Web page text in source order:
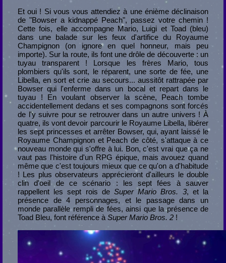
Et oui ! Si vous vous attendiez à une énième déclinaison
de "Bowser a kidnappé Peach", passez votre chemin !
Cette fois, elle accompagne Mario, Luigi et Toad (bleu)
dans une balade sur les feux d'artifice du Royaume
Champignon (on ignore en quel honneur, mais peu
importe). Sur la route, ils font une drôle de découverte : un
tuyau transparent ! Lorsque les frères Mario, tous
plombiers qu'ils sont, le réparent, une sorte de fée, une
Libella, en sort et crie au secours... aussitôt rattrapée par
Bowser qui l'enferme dans un bocal et repart dans le
tuyau ! En voulant observer la scène, Peach tombe
accidentellement dedans et ses compagnons sont forcés
de l'y suivre pour se retrouver dans un autre univers ! À
quatre, ils vont devoir parcourir le Royaume Libella, libérer
les sept princesses et arrêter Bowser, qui, ayant laissé le
Royaume Champignon et Peach de côté, s'attaque à ce
nouveau monde qui s'offre à lui. Bon, c'est vrai que ça ne
vaut pas l'histoire d'un RPG épique, mais avouez quand
même que c'est toujours mieux que ce qu'on a d'habitude
! Les plus observateurs apprécieront d'ailleurs le double
clin d'oeil de ce scénario : les sept fées à sauver
rappellent les sept rois de Super Mario Bros. 3, et la
présence de 4 personnages, et le passage dans un
monde parallèle rempli de fées, ainsi que la présence de
Toad Bleu, font référence à Super Mario Bros. 2 !